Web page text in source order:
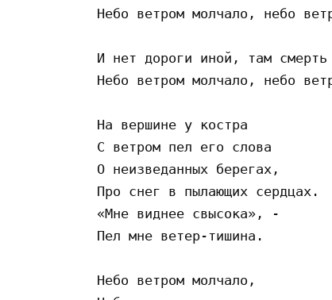
Небо ветром молчало, небо
И нет дороги иной, там
Небо ветром молчало, небо
На вершине у костра
С ветром пел его слова
О неизведанных берегах,
Про снег в пылающих сердцах.
«Мне виднее свысока», -
Пел мне ветер-тишина.
Небо ветром молчало,